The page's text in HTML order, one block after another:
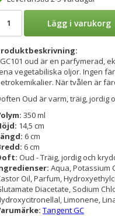
Lägg i varukorg
oud är en parfymerad,
vegetabiliska oljor. Ingen
När tvålen är
Oud är varm, träig, jordig
350 ml
14,5 cm
6 cm
6 cm
Oud - Träig, jordig och
Aqua, Potassium
Oil, Parfum,
Diacetate, Sodium
Limonene,
Tangent GC